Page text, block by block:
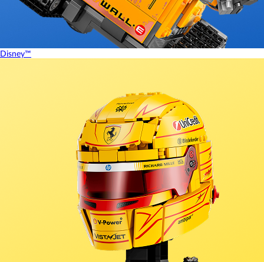
Disney™